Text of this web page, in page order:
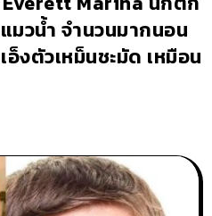
มวน้ำ จำนวนมากนอน
งตัวเหม็นชะมัด เหมือน